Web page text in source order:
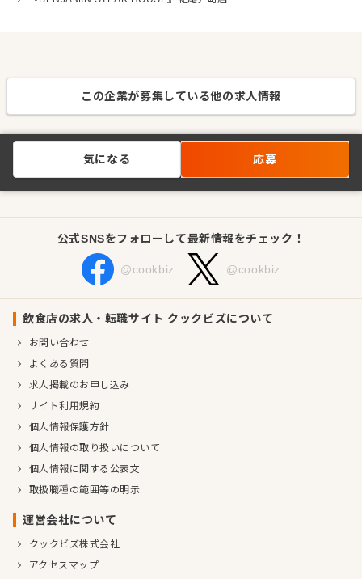
この企業が募集している他の求人情報
気になる 応募
公式SNSをフォローして最新情報をチェック！
@cookbiz @cookbiz
飲食店の求人・転職サイト クックビズについて
お問い合わせ
よくある質問
求人掲載のお申し込み
サイト利用規約
個人情報保護方針
個人情報の取り扱いについて
個人情報に関する公表文
取扱職種の範囲等の明示
運営会社について
クックビズ株式会社
アクセスマップ